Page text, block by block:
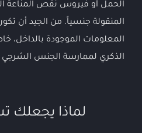
الحمل أو فيروس نقص المناعة
المنقولة جنسياً. من الجيد أن
المعلومات الموجودة بالداخل،
الذكري لممارسة الجنس الشرجي
لماذا يجعلك